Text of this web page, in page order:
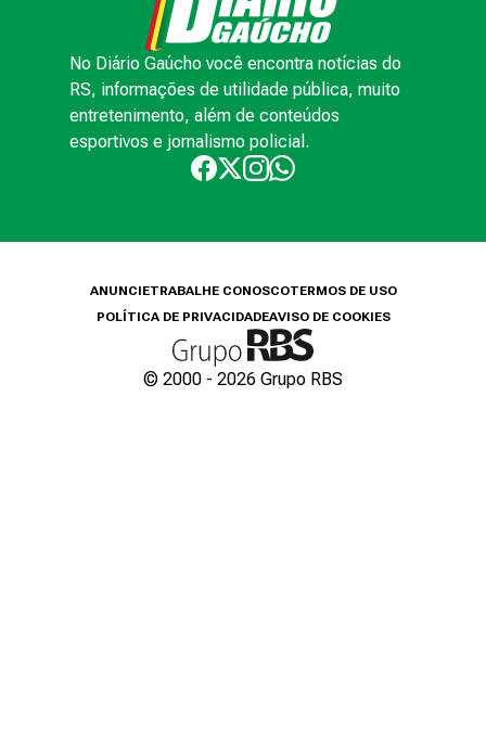
No Diário Gaúcho você encontra notícias do
RS, informações de utilidade pública, muito
entretenimento, além de conteúdos
esportivos e jornalismo policial.
ANUNCIETRABALHE CONOSCOTERMOS DE USO
POLÍTICA DE PRIVACIDADEAVISO DE COOKIES
© 2000 - 2026 Grupo RBS